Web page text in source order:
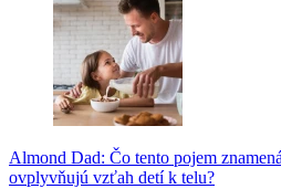
Almond Dad: Čo tento pojem
ovplyvňujú vzťah detí k telu?